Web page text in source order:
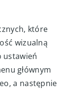
które
wizualną
ustawień
głównym
a następnie